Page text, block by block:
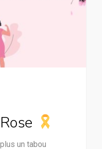
un tabou